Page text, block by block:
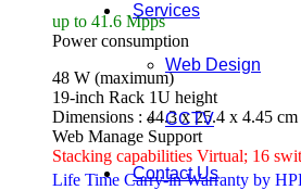
Services
Web Design
CCTV
Contact Us
up to 41.6 Mpps
Power consumption
48 W (maximum)
19-inch Rack 1U height
Dimensions : 44.3 x 25.4 x 4.45 cm
Web Manage Support
Stacking capabilities Virtual; 16
Life Time Carry-in Warranty by